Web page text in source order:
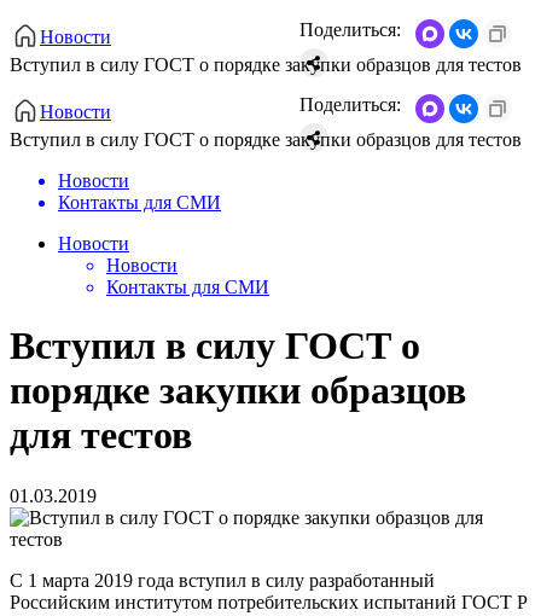
Новости
Вступил в силу ГОСТ о порядке закупки образцов для тестов
Поделиться:
Новости
Вступил в силу ГОСТ о порядке закупки образцов для тестов
Поделиться:
Новости
Контакты для СМИ
Новости
Новости
Контакты для СМИ
Вступил в силу ГОСТ о
порядке закупки образцов
для тестов
01.03.2019
С 1 марта 2019 года вступил в силу разработанный
Российским институтом потребительских испытаний ГОСТ Р